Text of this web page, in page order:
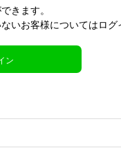
きます。
いお客様についてはロ
ン